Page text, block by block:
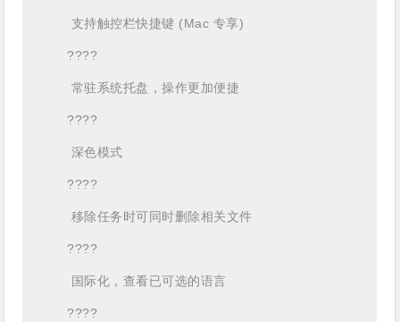
支持触控栏快捷键 (Mac 专享)
????
常驻系统托盘，操作更加便捷
????
深色模式
????
移除任务时可同时删除相关文件
????
国际化，查看已可选的语言
????